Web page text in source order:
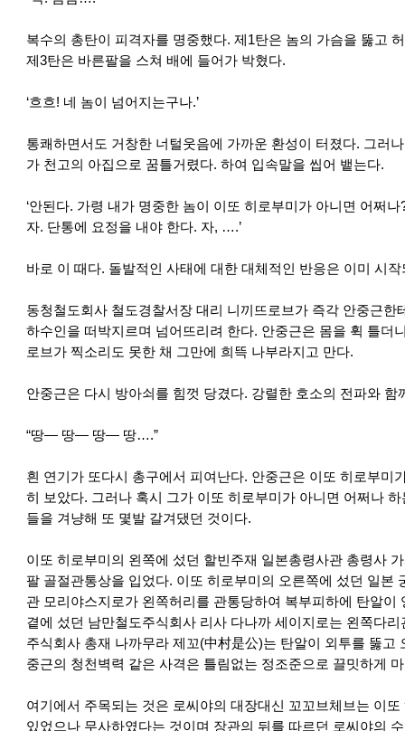
복수의 총탄이 피격자를 명중했다. 제1탄은 놈의 가슴을 뚫고
제3탄은 바른팔을 스쳐 배에 들어가 박혔다.
‘흐흐! 네 놈이 넘어지는구나.’
통쾌하면서도 거창한 너털웃음에 가까운 환성이 터졌다. 그러
가 천고의 아집으로 꿈틀거렸다. 하여 입속말을 씹어 뱉는다.
‘안된다. 가령 내가 명중한 놈이 이또 히로부미가 아니면 어쩌
자. 단통에 요정을 내야 한다. 자, ….’
바로 이 때다. 돌발적인 사태에 대한 대체적인 반응은 이미 시작
동청철도회사 철도경찰서장 대리 니끼뜨로브가 즉각 안중근한
하수인을 떠박지르며 넘어뜨리려 한다. 안중근은 몸을 휙 틀더
로브가 찍소리도 못한 채 그만에 희뜩 나부라지고 만다.
안중근은 다시 방아쇠를 힘껏 당겼다. 강렬한 호소의 전파와 함
“땅― 땅― 땅― 땅….”
흰 연기가 또다시 총구에서 피여난다. 안중근은 이또 히로부미
히 보았다. 그러나 혹시 그가 이또 히로부미가 아니면 어쩌나
들을 겨냥해 또 몇발 갈겨댔던 것이다.
이또 히로부미의 왼쪽에 섰던 할빈주재 일본총령사관 총령사
팔 골절관통상을 입었다. 이또 히로부미의 오른쪽에 섰던 일본
관 모리야스지로가 왼쪽허리를 관통당하여 복부피하에 탄알이
곁에 섰던 남만철도주식회사 리사 다나까 세이지로는 왼쪽다
주식회사 총재 나까무라 제꼬(中村是公)는 탄알이 외투를 뚫고
중근의 청천벽력 같은 사격은 틀림없는 정조준으로 끌밋하게
여기에서 주목되는 것은 로씨야의 대장대신 꼬꼬브체브는 이
있었으나 무사하였다는 것이며 장관의 뒤를 따르던 로씨야의